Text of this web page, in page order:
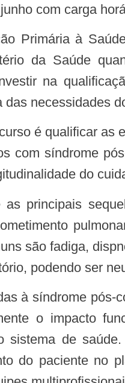
com carga
da Saúde
na
necessidades
com síndrome
do
são fadiga,
podendo ser
o impacto
sistema de
do paciente no